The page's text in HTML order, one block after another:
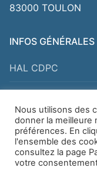
83000 TOULON
INFOS GÉNÉRALES
HAL CDPC
Mentions légales
Nous utilisons des
donner la meilleure
préférences. En
l'ensemble des
consultez la page
votre